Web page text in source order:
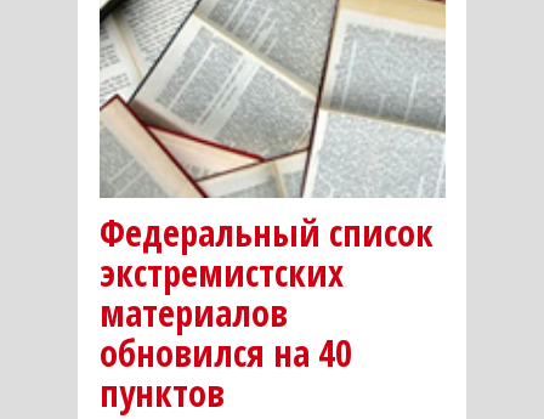
Федеральный список
экстремистских
материалов
обновился на 40
пунктов